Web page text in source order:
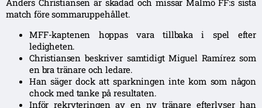
Anders Christiansen är skadad och missar Malmö FF:s sista
match före sommaruppehållet.
MFF-kaptenen hoppas vara tillbaka i spel efter
ledigheten.
Christiansen beskriver samtidigt Miguel Ramírez som
en bra tränare och ledare.
Han säger dock att sparkningen inte kom som någon
chock med tanke på resultaten.
Inför rekryteringen av en ny tränare efterlyser han